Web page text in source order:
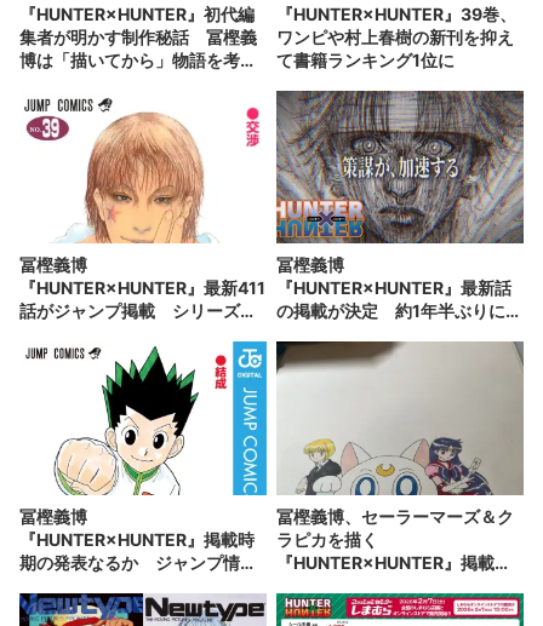
『HUNTER×HUNTER』初代編
集者が明かす制作秘話 冨樫義
博は「描いてから」物語を考え
『HUNTER×HUNTER』39巻、
ワンピや村上春樹の新刊を抑え
て書籍ランキング1位に
冨樫義博
『HUNTER×HUNTER』最新411
話がジャンプ掲載 シリーズ累
冨樫義博
『HUNTER×HUNTER』最新話
の掲載が決定 約1年半ぶりに連
冨樫義博
『HUNTER×HUNTER』掲載時
期の発表なるか ジャンプ情報
冨樫義博、セーラーマーズ＆ク
ラピカを描く
『HUNTER×HUNTER』掲載時